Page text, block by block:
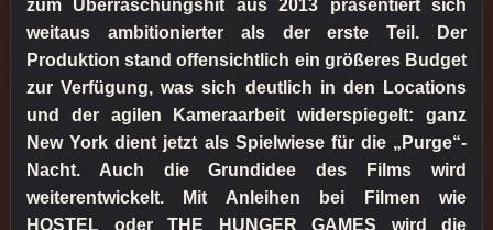
zum Überraschungshit aus 2013 präsentiert sich
weitaus ambitionierter als der erste Teil. Der
Produktion stand offensichtlich ein größeres Budget
zur Verfügung, was sich deutlich in den Locations
und der agilen Kameraarbeit widerspiegelt: ganz
New York dient jetzt als Spielwiese für die „Purge“-
Nacht. Auch die Grundidee des Films wird
weiterentwickelt. Mit Anleihen bei Filmen wie
HOSTEL oder THE HUNGER GAMES wird die